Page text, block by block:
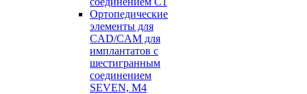
Ортопедические
элементы для
CAD/CAM для
имплантатов с
шестигранным
соединением
SEVEN, М4